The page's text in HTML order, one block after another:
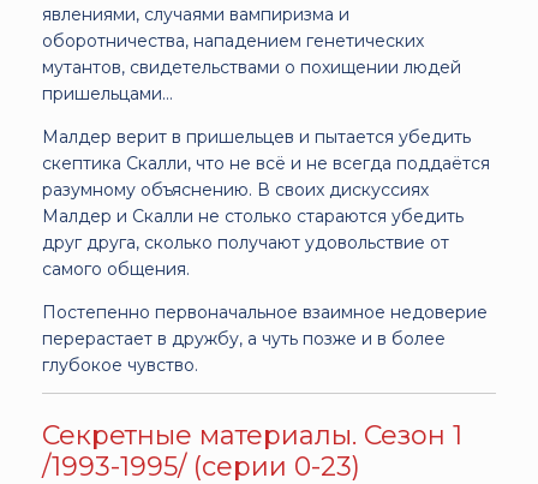
явлениями, случаями вампиризма и
оборотничества, нападением генетических
мутантов, свидетельствами о похищении людей
пришельцами…
Малдер верит в пришельцев и пытается убедить
скептика Скалли, что не всё и не всегда поддаётся
разумному объяснению. В своих дискуссиях
Малдер и Скалли не столько стараются убедить
друг друга, сколько получают удовольствие от
самого общения.
Постепенно первоначальное взаимное недоверие
перерастает в дружбу, а чуть позже и в более
глубокое чувство.
Секретные материалы. Сезон 1
/1993-1995/ (серии 0-23)